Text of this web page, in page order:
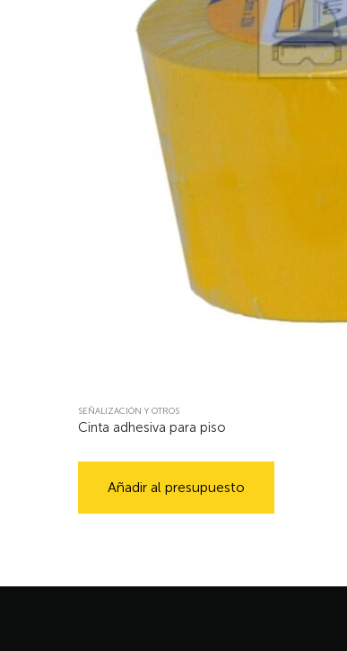
SEÑALIZACIÓN Y OTROS
Cinta adhesiva para piso
Añadir al presupuesto